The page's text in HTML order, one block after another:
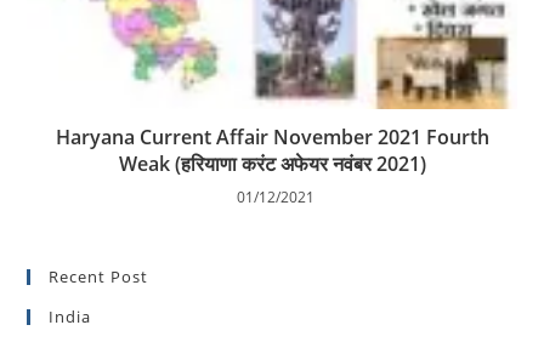
Haryana Current Affair November 2021 Fourth
Weak (हरियाणा करंट अफेयर नवंबर 2021)
01/12/2021
Recent Post
India